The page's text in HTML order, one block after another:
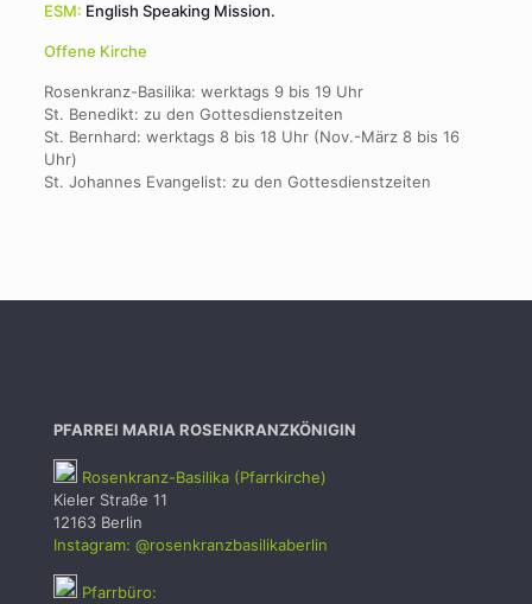
ESM: English Speaking Mission.
Offene Kirche
Rosenkranz-Basilika: werktags 9 bis 19 Uhr
St. Benedikt: zu den Gottesdienstzeiten
St. Bernhard: werktags 8 bis 18 Uhr (Nov.-März 8 bis 16
Uhr)
St. Johannes Evangelist: zu den Gottesdienstzeiten
PFARREI MARIA ROSENKRANZKÖNIGIN
Rosenkranz-Basilika (Pfarrkirche)
Kieler Straße 11
12163 Berlin
Instagram: @rosenkranzbasilikaberlin
Pfarrbüro: